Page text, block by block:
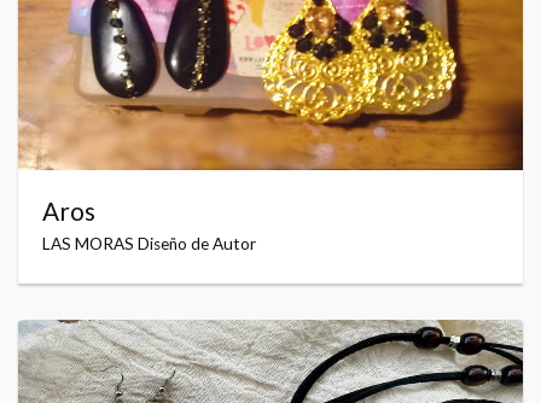
Aros
LAS MORAS Diseño de Autor